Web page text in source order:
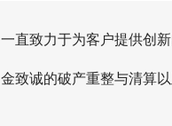
直致力于为客户提供创
致诚的破产重整与清算